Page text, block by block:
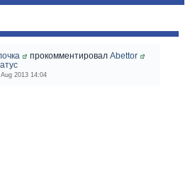
прокомментировалAbettor
2013 14:04